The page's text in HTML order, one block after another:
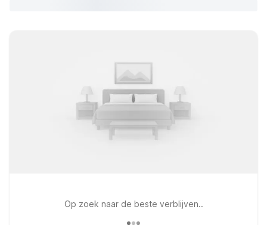
Op zoek naar de beste verblijven..